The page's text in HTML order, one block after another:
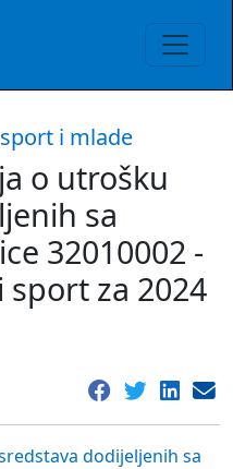
i mlade
o utrošku
sa
32010002 -
za 2024
dodijeljenih sa